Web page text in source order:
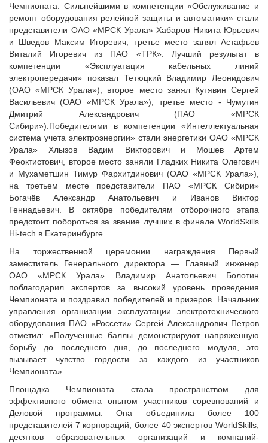
Чемпионата. Сильнейшими в компетенции «Обслуживание и
ремонт оборудования релейной защиты и автоматики» стали
представители ОАО «МРСК Урала» Хабаров Никита Юрьевич
и Шведов Максим Игоревич, третье место занял Астафьев
Виталий Игоревич из ПАО «ТРК». Лучший результат в
компетенции «Эксплуатация кабельных линий
электропередачи» показал Тетюцкий Владимир Леонидович
(ОАО «МРСК Урала»), второе место занял Кутявин Сергей
Васильевич (ОАО «МРСК Урала»), третье место - Чумутин
Дмитрий Александрович (ПАО «МРСК
Сибири»).Победителями в компетенции «Интеллектуальная
система учета электроэнергии» стали энергетики ОАО «МРСК
Урала» Хлызов Вадим Викторович и Мошев Артем
Феоктистович, второе место заняли Гладких Никита Олегович
и Мухаметшин Тимур Фархитдинович (ОАО «МРСК Урала»),
на третьем месте представители ПАО «МРСК Сибири»
Богачёв Александр Анатольевич и Иванов Виктор
Геннадьевич. В октябре победителям отборочного этапа
предстоит побороться за звание лучших в финале WorldSkills
Hi-tech в Екатеринбурге.
На торжественной церемонии награждения Первый
заместитель Генерального директора — Главный инженер
ОАО «МРСК Урала» Владимир Анатольевич Болотин
поблагодарил экспертов за высокий уровень проведения
Чемпионата и поздравил победителей и призеров. Начальник
управления организации эксплуатации электротехнического
оборудования ПАО «Россети» Сергей Александрович Петров
отметил: «Полученные баллы демонстрируют напряженную
борьбу до последнего дня, до последнего модуля, это
вызывает чувство гордости за каждого из участников
Чемпионата».
Площадка Чемпионата стала пространством для
эффективного обмена опытом участников соревнований и
Деловой программы. Она объединила более 100
представителей 7 корпораций, более 40 экспертов WorldSkills,
десятков образовательных организаций и компаний-